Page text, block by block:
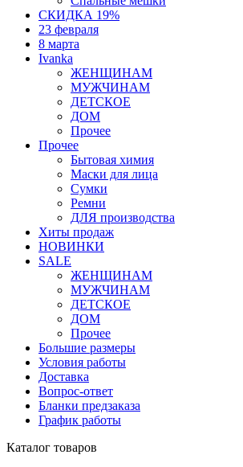
СКИДКА 19%
23 февраля
8 марта
Ivanka
ЖЕНЩИНАМ
МУЖЧИНАМ
ДЕТСКОЕ
ДОМ
Прочее
Прочее
Бытовая химия
Маски для лица
Сумки
Ремни
ДЛЯ производства
Хиты продаж
НОВИНКИ
SALE
ЖЕНЩИНАМ
МУЖЧИНАМ
ДЕТСКОЕ
ДОМ
Прочее
Большие размеры
Условия работы
Доставка
Вопрос-ответ
Бланки предзаказа
График работы
Каталог товаров